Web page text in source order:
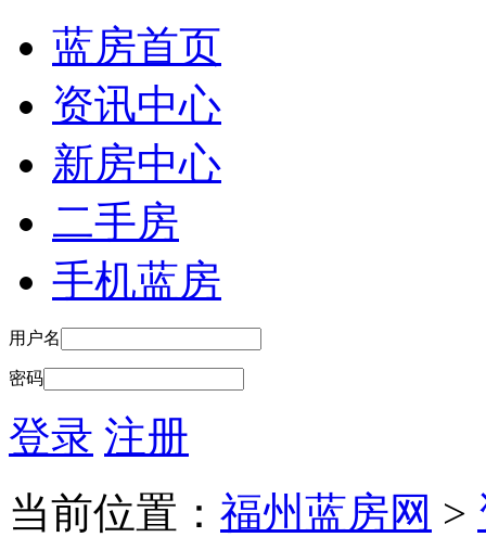
蓝房首页
资讯中心
新房中心
二手房
手机蓝房
用户名
密码
登录 注册
当前位置： 福州蓝房网 >